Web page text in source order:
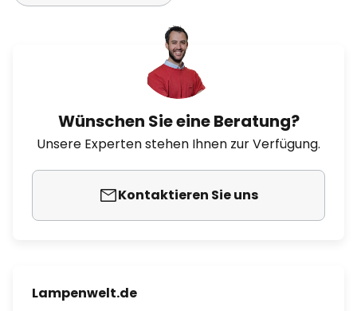
Wünschen Sie eine Beratung?
Unsere Experten stehen Ihnen zur Verfügung.
Kontaktieren Sie uns
Lampenwelt.de